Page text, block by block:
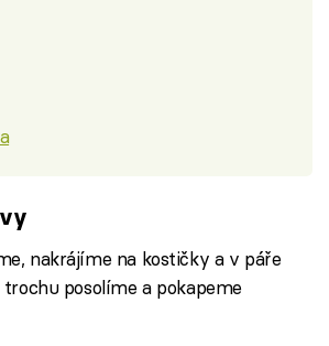
nakrájíme na kostičky a v páře
posolíme a pokapeme